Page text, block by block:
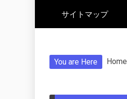
サイトマップ
You are Here Home